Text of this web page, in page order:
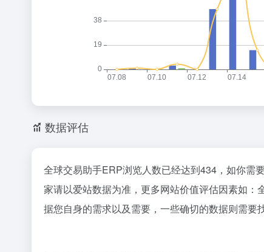
数据评估
全球交易助手ERP浏览人数已经达到434，如你需
家请以爱站数据为准，更多网站价值评估因素如
据您自身的需求以及需要，一些确切的数据则需要